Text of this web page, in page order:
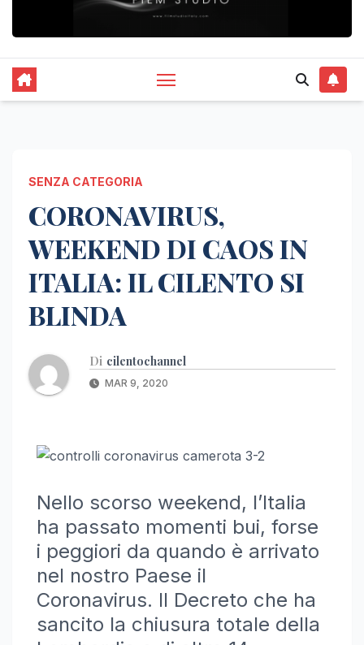
SENZA CATEGORIA
CORONAVIRUS,
WEEKEND DI CAOS IN
ITALIA: IL CILENTO SI
BLINDA
Di cilentochannel
MAR 9, 2020
Nello scorso weekend, l’Italia
ha passato momenti bui, forse
i peggiori da quando è arrivato
nel nostro Paese il
Coronavirus. Il Decreto che ha
sancito la chiusura totale della